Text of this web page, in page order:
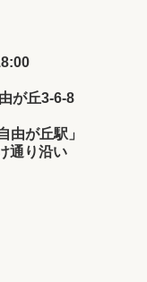
が丘3-6-8
由が丘駅」
通り沿い